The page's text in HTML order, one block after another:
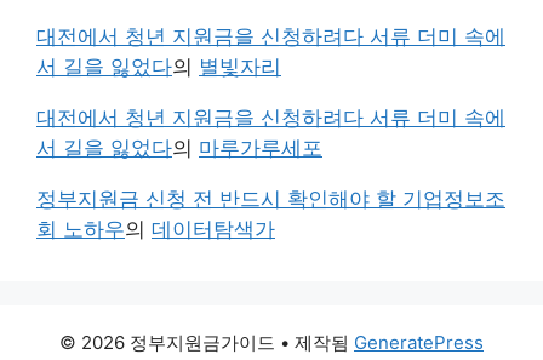
대전에서 청년 지원금을 신청하려다 서류 더미 속에
서 길을 잃었다의 별빛자리
대전에서 청년 지원금을 신청하려다 서류 더미 속에
서 길을 잃었다의 마루가루세포
정부지원금 신청 전 반드시 확인해야 할 기업정보조
회 노하우의 데이터탐색가
© 2026 정부지원금가이드 • 제작됨 GeneratePress